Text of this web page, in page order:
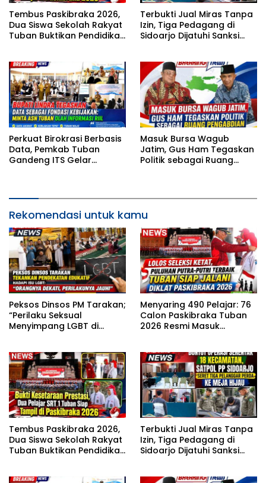
Tembus Paskibraka 2026,
Dua Siswa Sekolah Rakyat
Tuban Buktikan Pendidikan
Terbukti Jual Miras Tanpa
Izin, Tiga Pedagang di
Sidoarjo Dijatuhi Sanksi
Perkuat Birokrasi Berbasis
Data, Pemkab Tuban
Gandeng ITS Gelar
Masuk Bursa Wagub
Jatim, Gus Ham Tegaskan
Politik sebagai Ruang
Rekomendasi untuk kamu
Peksos Dinsos PM Tarakan;
“Perilaku Seksual
Menyimpang LGBT di
Menyaring 490 Pelajar: 76
Calon Paskibraka Tuban
2026 Resmi Masuk
Tembus Paskibraka 2026,
Dua Siswa Sekolah Rakyat
Tuban Buktikan Pendidikan
Terbukti Jual Miras Tanpa
Izin, Tiga Pedagang di
Sidoarjo Dijatuhi Sanksi